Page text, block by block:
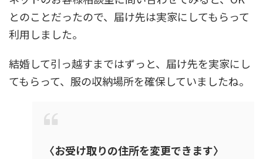
とのことだったので、届け先は実家にしてもらって
利用しました。
結婚して引っ越すまではずっと、届け先を実家にし
てもらって、服の収納場所を確保していましたね。
〈お受け取りの住所を変更できます〉